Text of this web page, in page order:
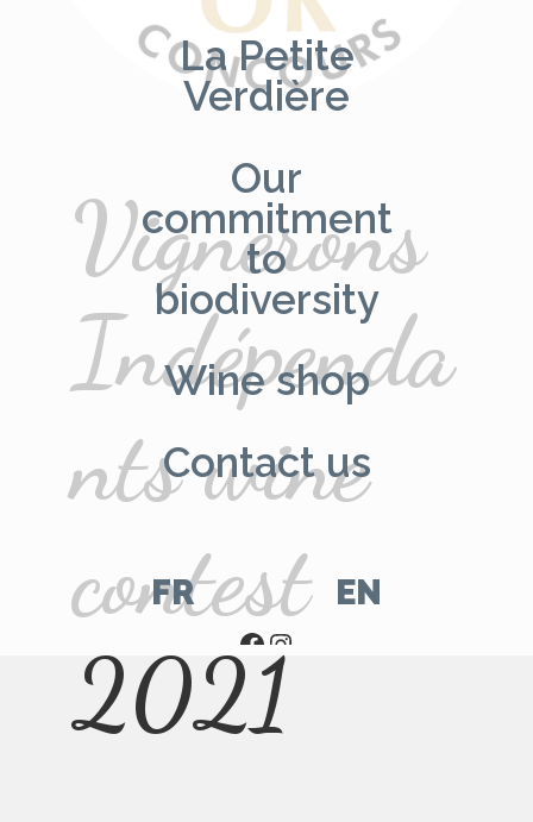
La Petite
Verdière
Our
commitment
to
biodiversity
Wine shop
Contact us
FR EN
Aller
sur
notre
Vignerons
Indépenda
nts wine
contest
2021